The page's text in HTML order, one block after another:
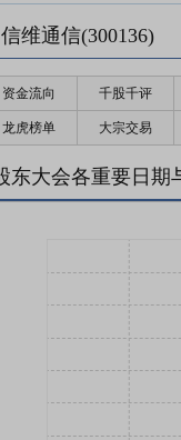
信维通信(300136)
资金流向 千股千评
龙虎榜单 大宗交易
东大会各重要日期